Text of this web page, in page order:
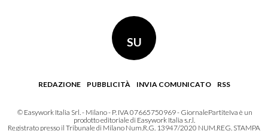
SU
REDAZIONE PUBBLICITÀ INVIA COMUNICATO RSS
© Easywork Italia Srl. - Milano - P. IVA 07665750969 - GiornalePartiteIva è un
prodotto editoriale di Easywork Italia s.r.l.
Registrato presso il Tribunale di Milano Num.R.G. 13947/2020 NUM.REG. STAMPA